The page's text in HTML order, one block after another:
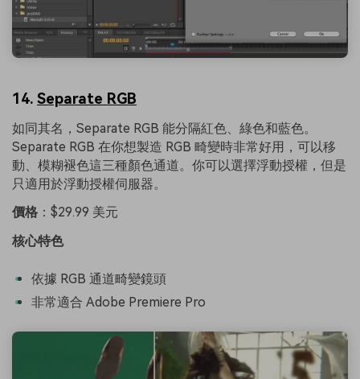
14. Separate RGB
如同其名，Separate RGB 能分隔紅色、綠色和藍色。
Separate RGB 在你想製造 RGB 畸變時非常好用，可以移
動、模糊褪色這三種顏色通道。你可以選擇浮動授權，但是
只適用於浮動授權伺服器。
價格 ：$29.99 美元
核心特色
依據 RGB 通道畸變鏡頭
非常適合 Adobe Premiere Pro